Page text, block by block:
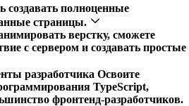
создавать полноценные
страницы.
верстку, сможете
с сервером и создавать простые
разработчика Освоите
TypeScript,
фронтенд-разработчиков.